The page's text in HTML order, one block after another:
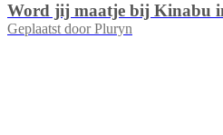
Word jij maatje bij Kinabu
Geplaatst door Pluryn